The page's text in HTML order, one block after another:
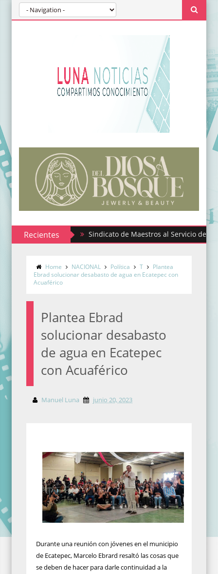
RecientesSindicato de Maestros al Servicio del Estado
Home NACIONAL Política T
Plantea
Ebrad solucionar desabasto de agua en Ecatepec con
Acuaférico
Plantea Ebrad
solucionar desabasto
de agua en Ecatepec
con Acuaférico
Manuel Luna junio 20, 2023
Durante una reunión con jóvenes en el municipio
de Ecatepec, Marcelo Ebrard resaltó las cosas que
se deben de hacer para darle continuidad a la